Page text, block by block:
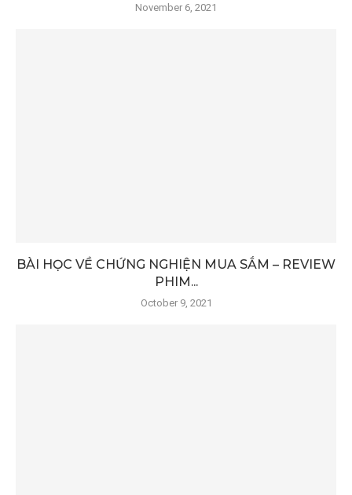
November 6, 2021
BÀI HỌC VỀ CHỨNG NGHIỆN MUA SẮM – REVIEW
PHIM...
October 9, 2021